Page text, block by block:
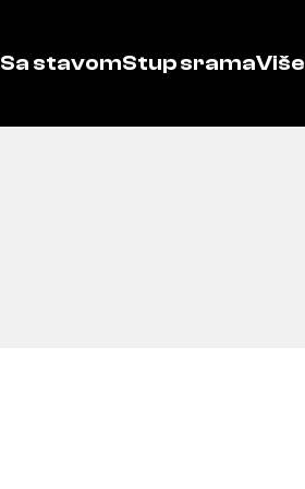
Sa stavomStup sramaViše